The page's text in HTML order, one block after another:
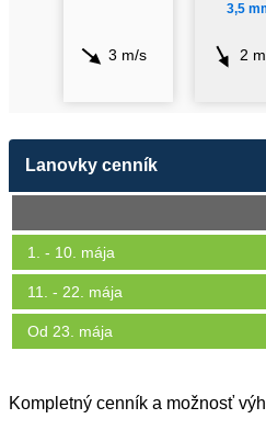
3 m/s
3,5
2
Lanovky cenník
1. - 10. mája
11. - 22. mája
Od 23. mája
Kompletný cenník a možnosť